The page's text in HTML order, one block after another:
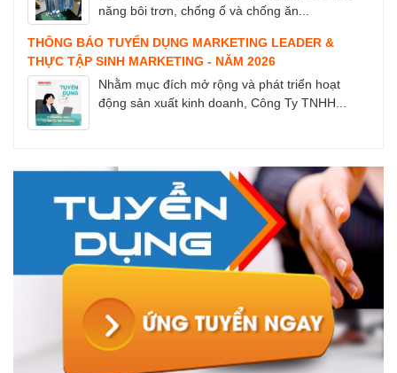
năng bôi trơn, chống ố và chống ăn...
THÔNG BÁO TUYỂN DỤNG MARKETING LEADER &
THỰC TẬP SINH MARKETING - NĂM 2026
Nhằm mục đích mở rộng và phát triển hoạt
động sản xuất kinh doanh, Công Ty TNHH...